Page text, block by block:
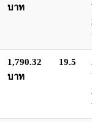
บาท
1,790.32
บาท
19.5